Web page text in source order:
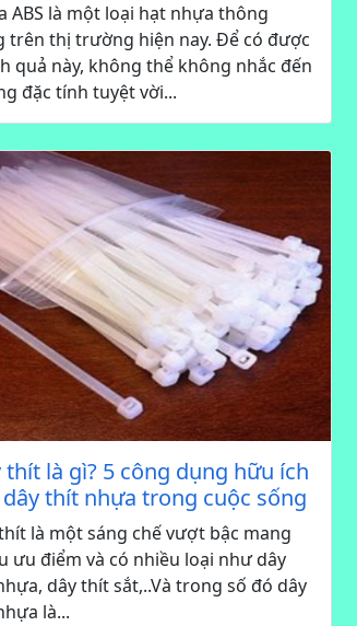
ABS là một loại hạt nhựa thông
trên thị trường hiện nay. Để có được
quả này, không thể không nhắc đến
đặc tính tuyệt vời...
thít là gì? 5 công dụng hữu ích
dây thít nhựa trong cuộc sống
là một sáng chế vượt bậc mang
ưu điểm và có nhiều loại như dây
dây thít sắt,..Và trong số đó dây
là...